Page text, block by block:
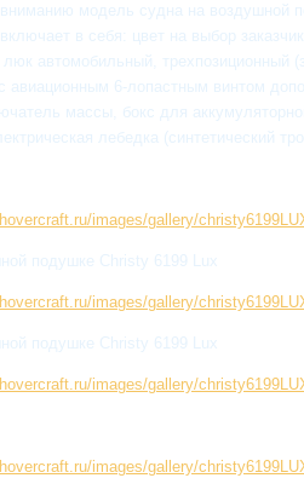
модель судна на воздушной
в себя: цвет на выбор
люк автомобильный,
авиационным 6-лопастным винтом
массы, бокс для
лебедка (синтетический
images/gallery/
подушке Christy 6199 Lux
images/gallery/
подушке Christy 6199 Lux
images/gallery/
images/gallery/